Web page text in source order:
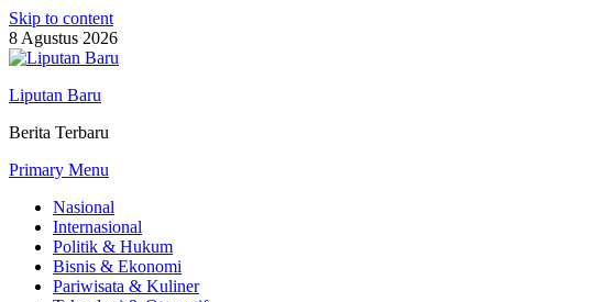
Skip to content
8 Agustus 2026
Liputan Baru
Berita Terbaru
Primary Menu
Nasional
Internasional
Politik & Hukum
Bisnis & Ekonomi
Pariwisata & Kuliner